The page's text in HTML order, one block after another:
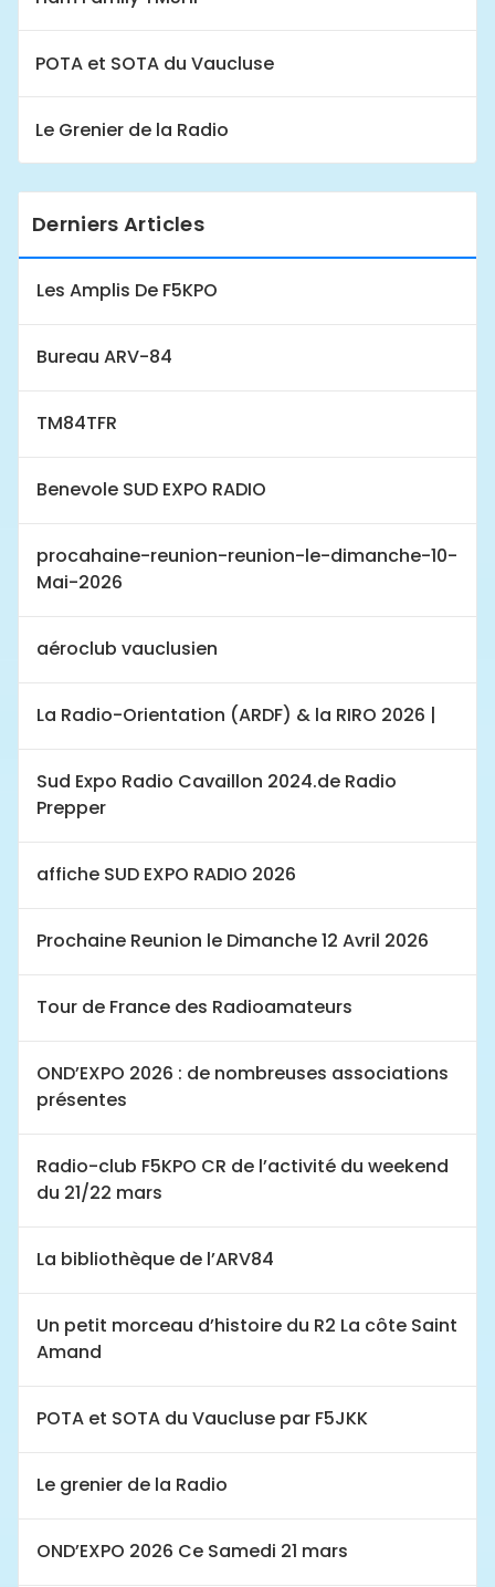
POTA et SOTA du Vaucluse
Le Grenier de la Radio
Derniers Articles
Les Amplis De F5KPO
Bureau ARV-84
TM84TFR
Benevole SUD EXPO RADIO
procahaine-reunion-reunion-le-dimanche-10-
Mai-2026
aéroclub vauclusien
La Radio-Orientation (ARDF) & la RIRO 2026 |
Sud Expo Radio Cavaillon 2024.de Radio
Prepper
affiche SUD EXPO RADIO 2026
Prochaine Reunion le Dimanche 12 Avril 2026
Tour de France des Radioamateurs
OND’EXPO 2026 : de nombreuses associations
présentes
Radio-club F5KPO CR de l’activité du weekend
du 21/22 mars
La bibliothèque de l’ARV84
Un petit morceau d’histoire du R2 La côte Saint
Amand
POTA et SOTA du Vaucluse par F5JKK
Le grenier de la Radio
OND’EXPO 2026 Ce Samedi 21 mars